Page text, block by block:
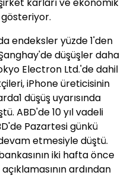
endeksler yüzde 1'den
düşüşler daha
Electron Ltd.'de dahil
iPhone üreticisinin
düşüş uyarısında
ABD'de 10 yıl vadeli
Pazartesi günkü
etmesiyle düştü.
iki hafta önce
ardından